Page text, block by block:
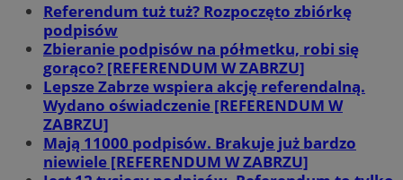
Referendum tuż tuż? Rozpoczęto zbiórkę
podpisów
Zbieranie podpisów na półmetku, robi się
gorąco? [REFERENDUM W ZABRZU]
Lepsze Zabrze wspiera akcję referendalną.
Wydano oświadczenie [REFERENDUM W
ZABRZU]
Mają 11000 podpisów. Brakuje już bardzo
niewiele [REFERENDUM W ZABRZU]